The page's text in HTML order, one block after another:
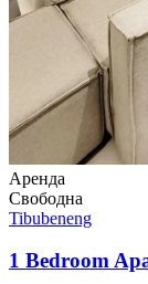
Аренда
Свободна
Tibubeneng
1 Bedroom